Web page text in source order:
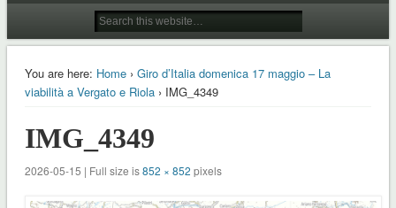
You are here: Home› Giro d’Italia domenica 17 maggio – La
viabilità a Vergato e Riola› IMG_4349
IMG_4349
2026-05-15 | Full size is852 × 852 pixels